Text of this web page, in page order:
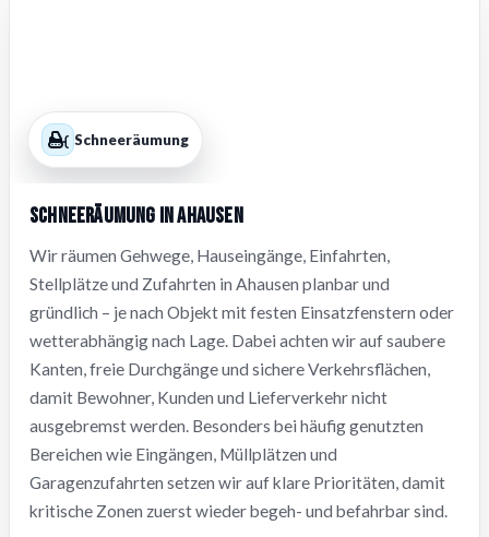
Schneeräumung
Schneeräumung in Ahausen
Wir räumen Gehwege, Hauseingänge, Einfahrten,
Stellplätze und Zufahrten in Ahausen planbar und
gründlich – je nach Objekt mit festen Einsatzfenstern oder
wetterabhängig nach Lage. Dabei achten wir auf saubere
Kanten, freie Durchgänge und sichere Verkehrsflächen,
damit Bewohner, Kunden und Lieferverkehr nicht
ausgebremst werden. Besonders bei häufig genutzten
Bereichen wie Eingängen, Müllplätzen und
Garagenzufahrten setzen wir auf klare Prioritäten, damit
kritische Zonen zuerst wieder begeh- und befahrbar sind.